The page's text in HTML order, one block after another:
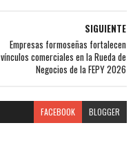
SIGUIENTE
Empresas formoseñas fortalecen
vínculos comerciales en la Rueda de
Negocios de la FEPY 2026
FACEBOOK BLOGGER